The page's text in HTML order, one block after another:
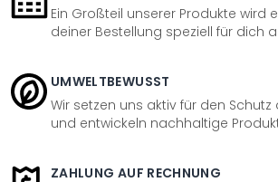
Ein Großteil unserer Produkte wird
deiner Bestellung speziell für dich
UMWELTBEWUSST
Wir setzen uns aktiv für den Schutz
und entwickeln nachhaltige
ZAHLUNG AUF RECHNUNG